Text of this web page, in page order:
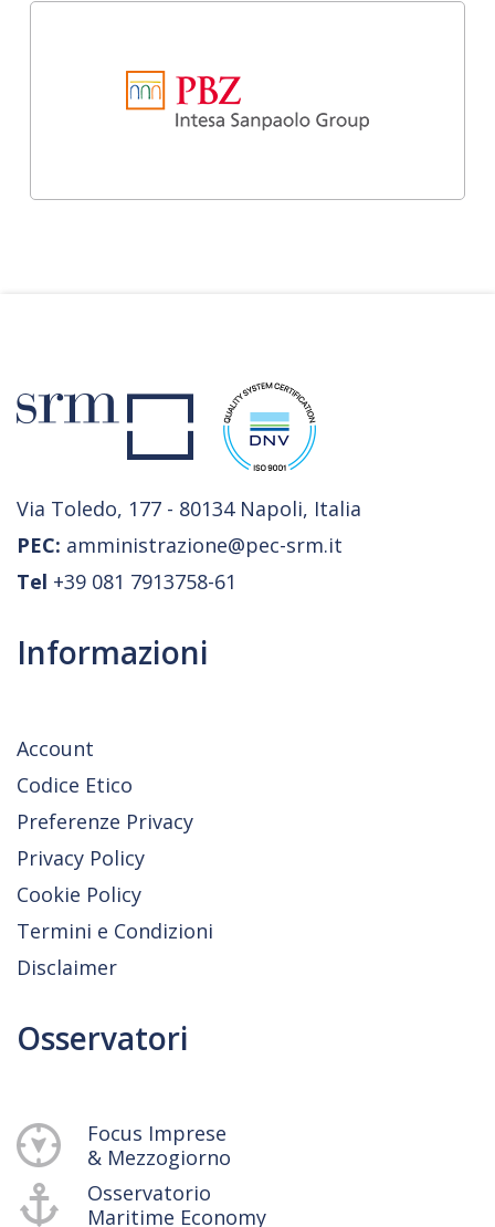
Via Toledo, 177 - 80134 Napoli, Italia
PEC: amministrazione@pec-srm.it
Tel +39 081 7913758-61
Informazioni
Account
Codice Etico
Preferenze Privacy
Privacy Policy
Cookie Policy
Termini e Condizioni
Disclaimer
Osservatori
Focus Imprese
& Mezzogiorno
Osservatorio
Maritime Economy